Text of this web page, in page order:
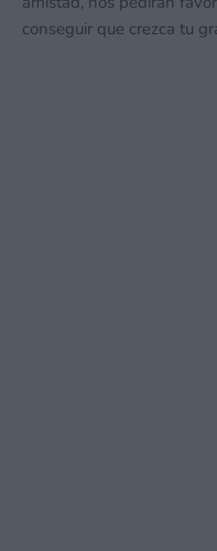
conseguir que crezca tu